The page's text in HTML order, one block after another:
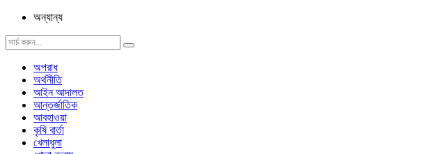
অন্যান্য
অপরাধ
অর্থনীতি
আইন আদালত
আন্তর্জাতিক
আবহাওয়া
কৃষি বার্তা
খেলাধুলা